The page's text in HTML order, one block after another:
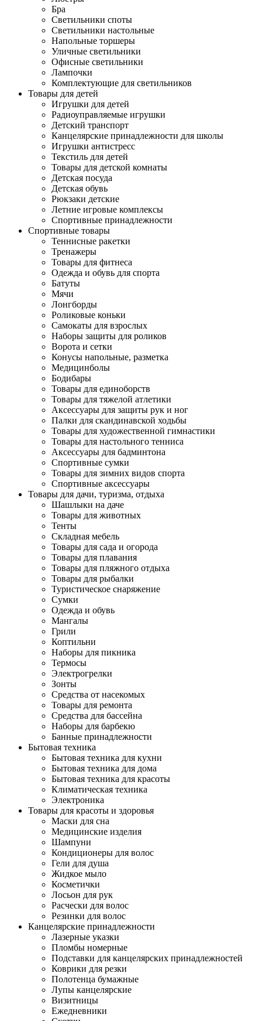
Бра
Светильники споты
Светильники настольные
Напольные торшеры
Уличные светильники
Офисные светильники
Лампочки
Комплектующие для светильников
Товары для детей
Игрушки для детей
Радиоуправляемые игрушки
Детский транспорт
Канцелярские принадлежности для школы
Игрушки антистресс
Текстиль для детей
Товары для детской комнаты
Детская посуда
Детская обувь
Рюкзаки детские
Летние игровые комплексы
Спортивные принадлежности
Спортивные товары
Теннисные ракетки
Тренажеры
Товары для фитнеса
Одежда и обувь для спорта
Батуты
Мячи
Лонгборды
Роликовые коньки
Самокаты для взрослых
Наборы защиты для роликов
Ворота и сетки
Конусы напольные, разметка
Медицинболы
Бодибары
Товары для единоборств
Товары для тяжелой атлетики
Аксессуары для защиты рук и ног
Палки для скандинавской ходьбы
Товары для художественной гимнастики
Товары для настольного тенниса
Аксессуары для бадминтона
Спортивные сумки
Товары для зимних видов спорта
Спортивные аксессуары
Товары для дачи, туризма, отдыха
Шашлыки на даче
Товары для животных
Тенты
Складная мебель
Товары для сада и огорода
Товары для плавания
Товары для пляжного отдыха
Товары для рыбалки
Туристическое снаряжение
Сумки
Одежда и обувь
Мангалы
Грили
Коптильни
Наборы для пикника
Термосы
Электрогрелки
Зонты
Средства от насекомых
Товары для ремонта
Средства для бассейна
Наборы для барбекю
Банные принадлежности
Бытовая техника
Бытовая техника для кухни
Бытовая техника для дома
Бытовая техника для красоты
Климатическая техника
Электроника
Товары для красоты и здоровья
Маски для сна
Медицинские изделия
Шампуни
Кондиционеры для волос
Гели для душа
Жидкое мыло
Косметички
Лосьон для рук
Расчески для волос
Резинки для волос
Канцелярские принадлежности
Лазерные указки
Пломбы номерные
Подставки для канцелярских принадлежностей
Коврики для резки
Полотенца бумажные
Лупы канцелярские
Визитницы
Ежедневники